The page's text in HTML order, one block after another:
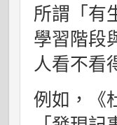
所謂「有
學習階段
人看不看
例如，《